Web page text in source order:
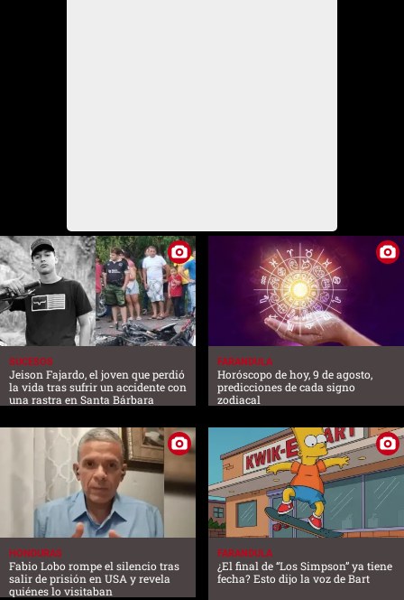
SUCESOS
Jeison Fajardo, el joven que perdió
la vida tras sufrir un accidente con
una rastra en Santa Bárbara
FARANDULA
Horóscopo de hoy, 9 de agosto,
predicciones de cada signo
zodiacal
HONDURAS
Fabio Lobo rompe el silencio tras
salir de prisión en USA y revela
quiénes lo visitaban
FARANDULA
¿El final de “Los Simpson” ya tiene
fecha? Esto dijo la voz de Bart